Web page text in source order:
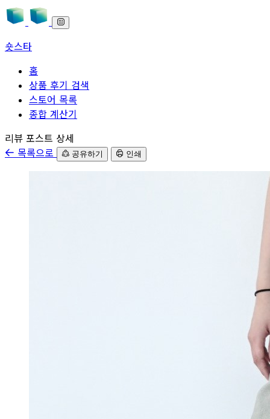
숏스타
홈
상품 후기 검색
스토어 목록
종합 계산기
본문으로 바로가기
리뷰 포스트 상세
목록으로
공유하기 인쇄